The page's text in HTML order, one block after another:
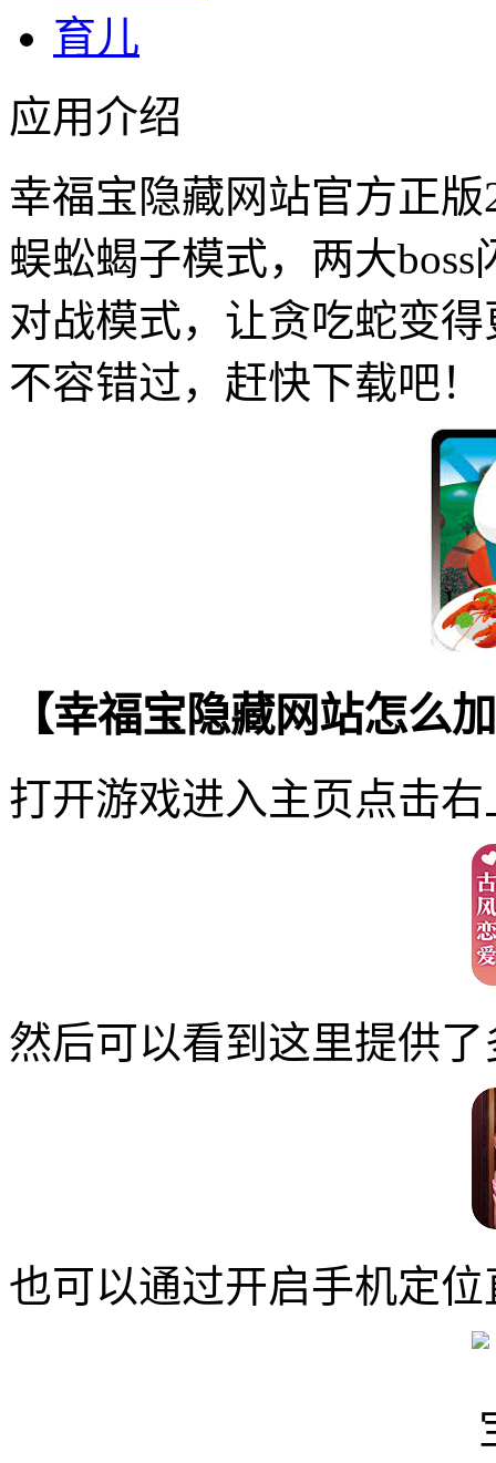
育儿
应用介绍
幸福宝隐藏网站官方正
蜈蚣蝎子模式，两大
对战模式，让贪吃蛇变
不容错过，赶快下载吧！
【幸福宝隐藏网站怎么
打开游戏进入主页点击
然后可以看到这里提供
也可以通过开启手机定